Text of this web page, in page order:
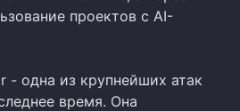
проектов с AI-
- одна из крупнейших атак
время. Она